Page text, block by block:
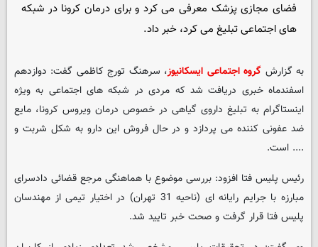
فضای مجازی پزشک معرفی می کرد و برای درمان کرونا در شبکه
های اجتماعی تبلیغ می کرد، خبر داد.
به گزارش گروه اجتماعی ایسکانیوز، سرهنگ تورج کاظمی گفت: دوازدهم
اسفندماه خبری دریافت شد که مردی در شبکه های اجتماعی به ویژه
اینستاگرام به تبلیغ داروی گیاهی در خصوص درمان ویروس کرونا، مایع
ضد عفونی کننده می پردازد و در حال فروش این دارو به شکل شربت و
.... است.
رئیس پلیس فتا افزود: بررسی موضوع با هماهنگی مرجع قضائی دادسرای
مبارزه با جرایم رایانه ای (ناحیه 31 تهران) در اختیار تیمی از مهندسان
پلیس فتا قرار گرفت و صحت خبر تایید شد.